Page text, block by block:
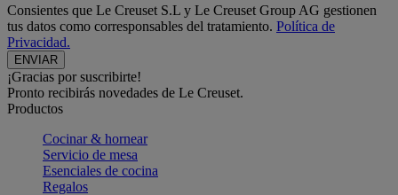
Consientes que Le Creuset S.L y Le Creuset Group AG gestionen
tus datos como corresponsables del tratamiento. Política de
Privacidad.
¡Gracias por suscribirte!
Pronto recibirás novedades de Le Creuset.
Productos
Cocinar & hornear
Servicio de mesa
Esenciales de cocina
Regalos